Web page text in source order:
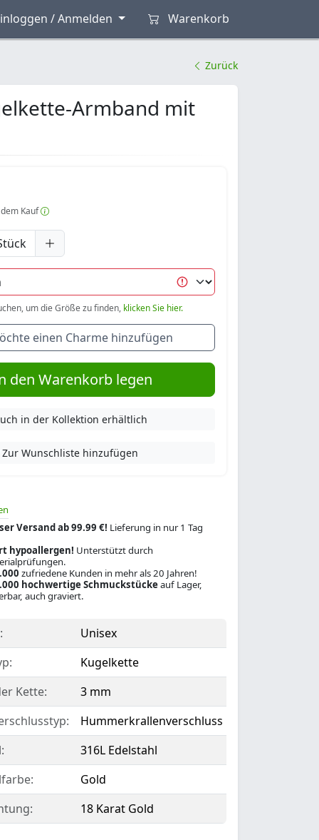
/ Anmelden Warenkorb
Zurück
Armband mit
Versand ab 99.99 €! Lieferung in nur 1 Tag
hypoallergen! Unterstützt durch
zufriedene Kunden in mehr als 20 Jahren!
hochwertige Schmuckstückeauf Lager,
auch graviert.
Kauf
um die Größe zu finden, klicken Sie hier.
einen Charme hinzufügen
den Warenkorb legen
in der Kollektion erhältlich
Zur Wunschliste hinzufügen
Unisex
Kugelkette
Kette:
3 mm
Hummerkrallenverschluss
316L Edelstahl
Gold
18 Karat Gold